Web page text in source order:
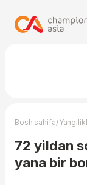
Bosh sahifa/
72 yildan
yana bir